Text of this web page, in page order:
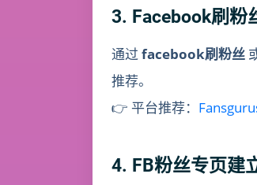
3. Facebook刷粉
通过facebook刷粉丝
推荐。
👉 平台推荐：
4. FB粉丝专页建